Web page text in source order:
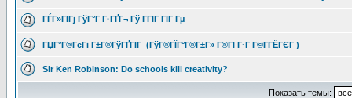
ГЃГ»ГІГј ГўГ°Г Г·ГҐГ¬ Гў ГГІГ ГІГ Гµ
ГЏГ°Г®ГёГі Г±Г®ГўГҐГІГ (ГўГ®ГЇГ°Г®Г±Г» Г®ГІ Г·Г Г©Г­ГЁГЄГ )
Sir Ken Robinson: Do schools kill creativity?
Показать темы: